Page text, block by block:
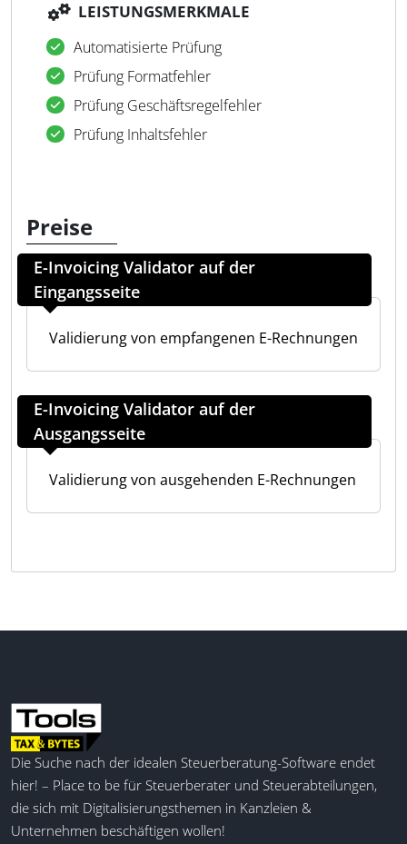
LEISTUNGSMERKMALE
Automatisierte Prüfung
Prüfung Formatfehler
Prüfung Geschäftsregelfehler
Prüfung Inhaltsfehler
Preise
E-Invoicing Validator auf der
Eingangsseite
Validierung von empfangenen E-Rechnungen
E-Invoicing Validator auf der
Ausgangsseite
Validierung von ausgehenden E-Rechnungen
Die Suche nach der idealen Steuerberatung-Software endet
hier! – Place to be für Steuerberater und Steuerabteilungen,
die sich mit Digitalisierungsthemen in Kanzleien &
Unternehmen beschäftigen wollen!